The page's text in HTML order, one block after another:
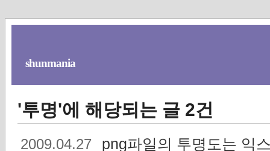
shunmania
'투명'에 해당되는 글 2건
2009.04.27
png파일의 투명도는 익